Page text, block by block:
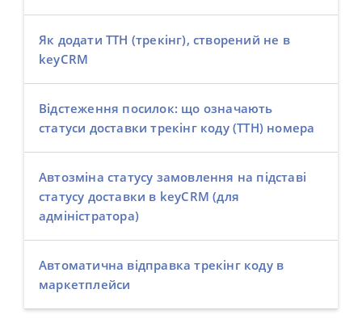
Як додати ТТН (трекінг), створений не в
keyCRM
Відстеження посилок: що означають
статуси доставки трекінг коду (ТТН) номера
Автозміна статусу замовлення на підставі
статусу доставки в keyCRM (для
адміністратора)
Автоматична відправка трекінг коду в
маркетплейси